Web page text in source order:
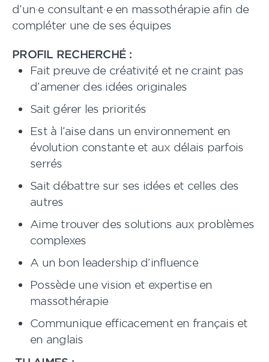
d’un·e consultant·e en massothérapie afin de
compléter une de ses équipes
PROFIL RECHERCHÉ :
Fait preuve de créativité et ne craint pas
d’amener des idées originales
Sait gérer les priorités
Est à l’aise dans un environnement en
évolution constante et aux délais parfois
serrés
Sait débattre sur ses idées et celles des
autres
Aime trouver des solutions aux problèmes
complexes
A un bon leadership d’influence
Possède une vision et expertise en
massothérapie
Communique efficacement en français et
en anglais